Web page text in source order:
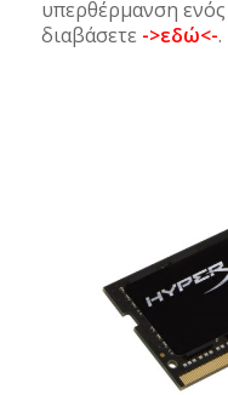
υπερθέρμανση
διαβάσετε ->εδώ<-.